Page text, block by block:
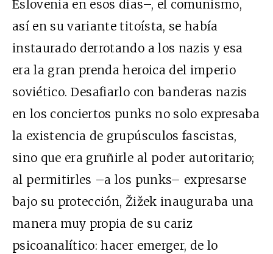
Eslovenia en esos días–, el comunismo,
así en su variante titoísta, se había
instaurado derrotando a los nazis y esa
era la gran prenda heroica del imperio
soviético. Desafiarlo con banderas nazis
en los conciertos punks no solo expresaba
la existencia de grupúsculos fascistas,
sino que era gruñirle al poder autoritario;
al permitirles –a los punks– expresarse
bajo su protección, Žižek inauguraba una
manera muy propia de su cariz
psicoanalítico: hacer emerger, de lo